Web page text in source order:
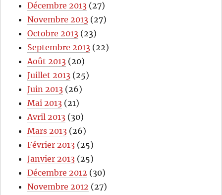
Décembre 2013 (27)
Novembre 2013 (27)
Octobre 2013 (23)
Septembre 2013 (22)
Août 2013 (20)
Juillet 2013 (25)
Juin 2013 (26)
Mai 2013 (21)
Avril 2013 (30)
Mars 2013 (26)
Février 2013 (25)
Janvier 2013 (25)
Décembre 2012 (30)
Novembre 2012 (27)